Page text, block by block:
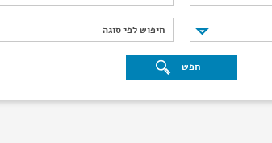
חיפוש לפי סוגה
חיפוש לפי סוגה
חפש